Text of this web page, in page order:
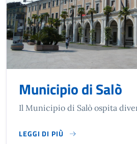
Municipio di Salò
Il Municipio di Salò ospita
LEGGI DI PIÙ
SU MUNICIPIO DI SALÒ